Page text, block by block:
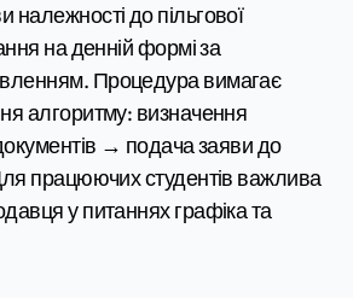
до пільгової
на денній формі за
Процедура вимагає
алгоритму: визначення
→ подача заяви до
працюючих студентів важлива
у питаннях графіка та